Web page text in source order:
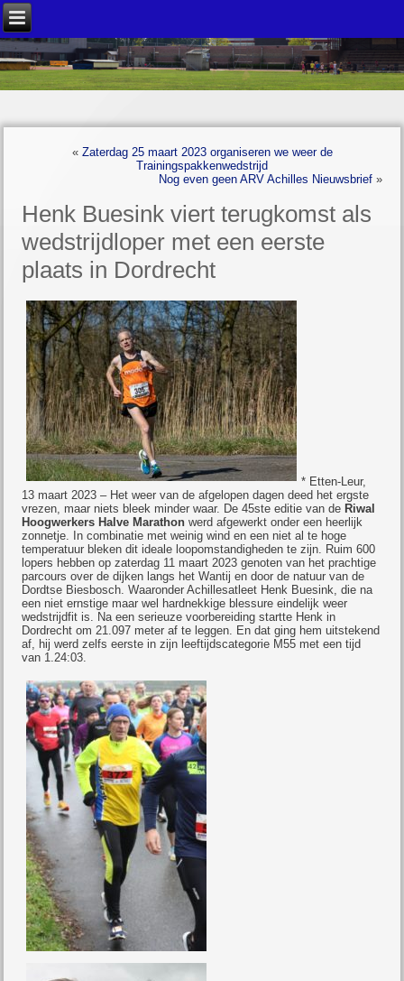
« Zaterdag 25 maart 2023 organiseren we weer de
Trainingspakkenwedstrijd
Nog even geen ARV Achilles Nieuwsbrief»
Henk Buesink viert terugkomst als
wedstrijdloper met een eerste
plaats in Dordrecht
* Etten-Leur,
13 maart 2023 – Het weer van de afgelopen dagen deed het ergste
vrezen, maar niets bleek minder waar. De 45ste editie van de Riwal
Hoogwerkers Halve Marathon werd afgewerkt onder een heerlijk
zonnetje. In combinatie met weinig wind en een niet al te hoge
temperatuur bleken dit ideale loopomstandigheden te zijn. Ruim 600
lopers hebben op zaterdag 11 maart 2023 genoten van het prachtige
parcours over de dijken langs het Wantij en door de natuur van de
Dordtse Biesbosch. Waaronder Achillesatleet Henk Buesink, die na
een niet ernstige maar wel hardnekkige blessure eindelijk weer
wedstrijdfit is. Na een serieuze voorbereiding startte Henk in
Dordrecht om 21.097 meter af te leggen. En dat ging hem uitstekend
af, hij werd zelfs eerste in zijn leeftijdscategorie M55 met een tijd
van 1.24:03.